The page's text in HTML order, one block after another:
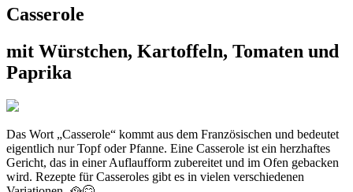
Casserole
mit Würstchen, Kartoffeln, Tomaten und
Paprika
Das Wort „Casserole“ kommt aus dem Französischen und bedeutet
eigentlich nur Topf oder Pfanne. Eine Casserole ist ein herzhaftes
Gericht, das in einer Auflaufform zubereitet und im Ofen gebacken
wird. Rezepte für Casseroles gibt es in vielen verschiedenen